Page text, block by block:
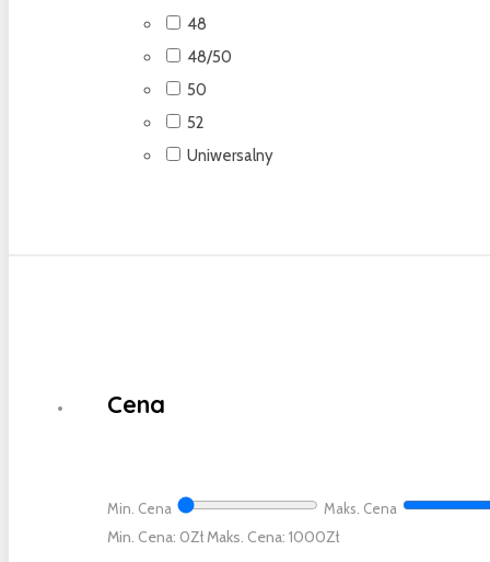
48
48/50
50
52
Uniwersalny
Cena
Min. Cena Maks. Cena
Min. Cena: 0 Maks. Cena: 1000